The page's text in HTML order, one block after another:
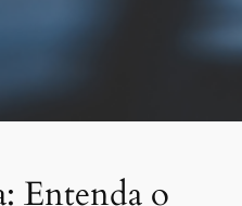
Entenda o